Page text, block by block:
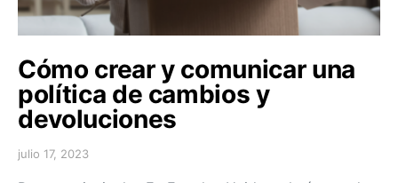
Cómo crear y comunicar una
política de cambios y
devoluciones
julio 17, 2023